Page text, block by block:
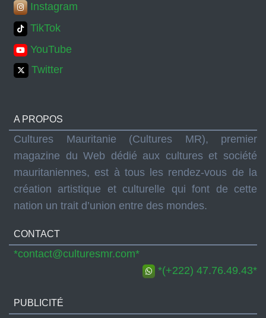
Instagram
TikTok
YouTube
Twitter
A PROPOS
Cultures Mauritanie (Cultures MR), premier
magazine du Web dédié aux cultures et société
mauritaniennes, est à tous les rendez-vous de la
création artistique et culturelle qui font de cette
nation un trait d’union entre des mondes.
CONTACT
*contact@culturesmr.com*
*(+222) 47.76.49.43*
PUBLICITÉ